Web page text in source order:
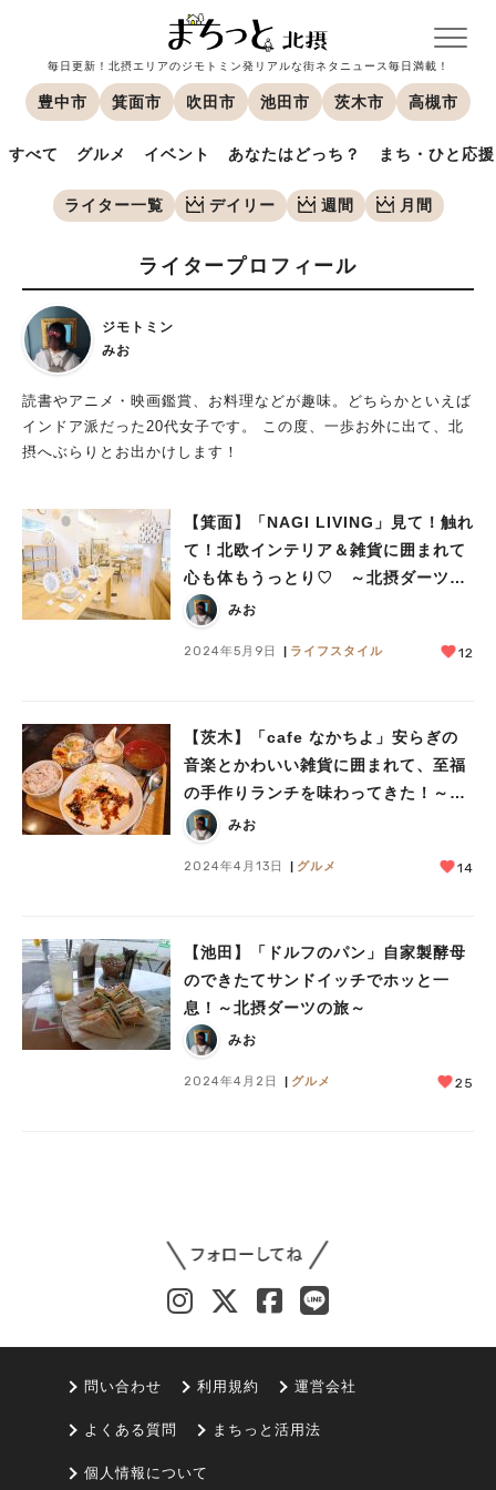
毎日更新！北摂エリアのジモトミン発リアルな街ネタニュース毎日満載！
豊中市 箕面市 吹田市 池田市 茨木市 高槻市
すべて グルメ イベント あなたはどっち？ まち・ひと応援
ライター一覧 デイリー 週間 月間
ライタープロフィール
ジモトミン
みお
読書やアニメ・映画鑑賞、お料理などが趣味。どちらかといえば
インドア派だった20代女子です。 この度、一歩お外に出て、北
摂へぶらりとお出かけします！
【箕面】「NAGI LIVING」見て！触れ
て！北欧インテリア＆雑貨に囲まれて
心も体もうっとり♡ ～北摂ダーツの
旅３～みお
2024年5月9日 ライフスタイル 12
【茨木】「cafe なかちよ」安らぎの
音楽とかわいい雑貨に囲まれて、至福
の手作りランチを味わってきた！～北
摂ダーツの旅２～
みお
2024年4月13日 グルメ 14
【池田】「ドルフのパン」自家製酵母
のできたてサンドイッチでホッと一
息！～北摂ダーツの旅～
みお
2024年4月2日 グルメ 25
問い合わせ 利用規約 運営会社
よくある質問 まちっと活用法
個人情報について